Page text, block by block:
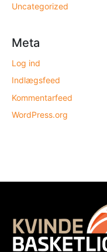
Uncategorized
Meta
Log ind
Indlægsfeed
Kommentarfeed
WordPress.org